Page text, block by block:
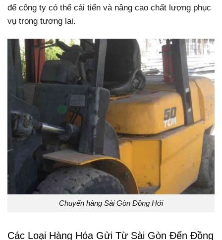
để công ty có thể cải tiến và nâng cao chất lượng phục
vụ trong tương lai.
Chuyển hàng Sài Gòn Đồng Hới
Các Loại Hàng Hóa Gửi Từ Sài Gòn Đến Đồng